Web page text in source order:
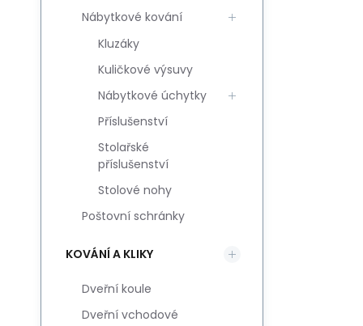
Nábytkové kování
Kluzáky
Kuličkové výsuvy
Nábytkové úchytky
Příslušenství
Stolařské
příslušenství
Stolové nohy
Poštovní schránky
KOVÁNÍ A KLIKY
Dveřní koule
Dveřní vchodové